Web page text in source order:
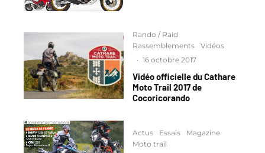
Rando / Raid
Rassemblements
Vidéos
· 16 octobre 2017
Vidéo officielle du Cathare
Moto Trail 2017 de
Cocoricorando
Actus Essais
Magazine
Moto trail